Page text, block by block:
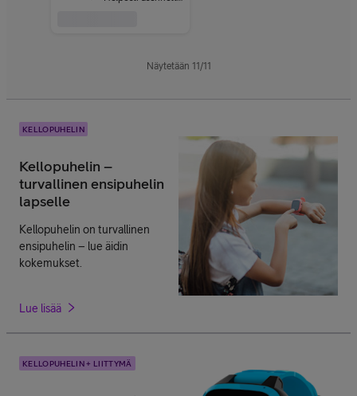
Näytetään 11 /11
KELLOPUHELIN
Kellopuhelin –
turvallinen ensipuhelin
lapselle
Kellopuhelin on turvallinen
ensipuhelin – lue äidin
kokemukset.
Lue lisää
KELLOPUHELIN + LIITTYMÄ